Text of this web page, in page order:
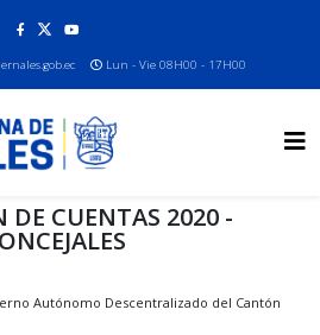
Lun - Vie 08H00 - 17H00
DE CUENTAS 2020 -
Autónomo Descentralizado del Cantón